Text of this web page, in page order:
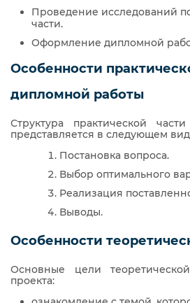
Проведение исследований
части.
Оформление дипломной
Особенности
дипломной работы
Структура практической
представляется в следующем
Постановка вопроса.
Выбор оптимального
Реализация
Выводы.
Особенности
Основные цели
проекта: